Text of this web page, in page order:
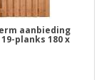
aanbieding
planks 180 x